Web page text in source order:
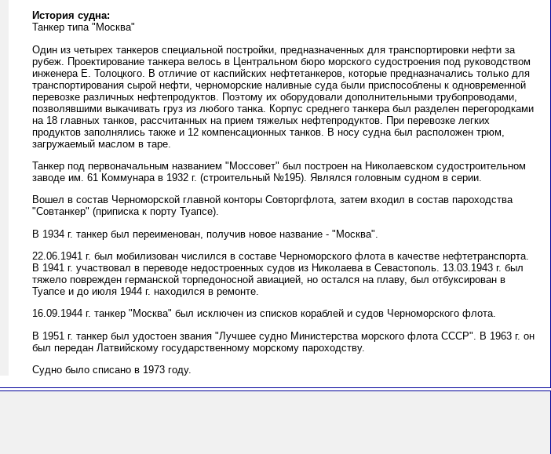
История судна:
Танкер типа "Москва"
Один из четырех танкеров специальной постройки, предназначенных для транспортировки нефти за
рубеж. Проектирование танкера велось в Центральном бюро морского судостроения под руководством
инженера Е. Толоцкого. В отличие от каспийских нефтетанкеров, которые предназначались только для
транспортирования сырой нефти, черноморские наливные суда были приспособлены к одновременной
перевозке различных нефтепродуктов. Поэтому их оборудовали дополнительными трубопроводами,
позволявшими выкачивать груз из любого танка. Корпус среднего танкера был разделен перегородками
на 18 главных танков, рассчитанных на прием тяжелых нефтепродуктов. При перевозке легких
продуктов заполнялись также и 12 компенсационных танков. В носу судна был расположен трюм,
загружаемый маслом в таре.
Танкер под первоначальным названием "Моссовет" был построен на Николаевском судостроительном
заводе им. 61 Коммунара в 1932 г. (строительный №195). Являлся головным судном в серии.
Вошел в состав Черноморской главной конторы Совторгфлота, затем входил в состав пароходства
"Совтанкер" (приписка к порту Туапсе).
В 1934 г. танкер был переименован, получив новое название - "Москва".
22.06.1941 г. был мобилизован числился в составе Черноморского флота в качестве нефтетранспорта.
В 1941 г. участвовал в переводе недостроенных судов из Николаева в Севастополь. 13.03.1943 г. был
тяжело поврежден германской торпедоносной авиацией, но остался на плаву, был отбуксирован в
Туапсе и до июля 1944 г. находился в ремонте.
16.09.1944 г. танкер "Москва" был исключен из списков кораблей и судов Черноморского флота.
В 1951 г. танкер был удостоен звания "Лучшее судно Министерства морского флота СССР". В 1963 г. он
был передан Латвийскому государственному морскому пароходству.
Судно было списано в 1973 году.